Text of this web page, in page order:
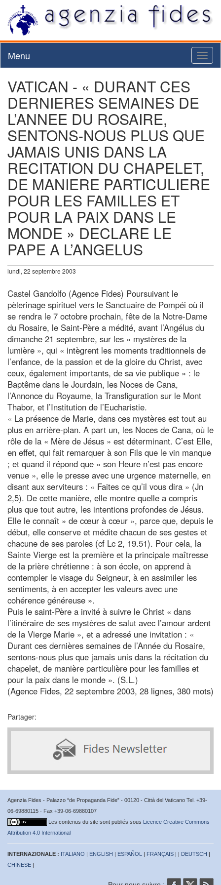
Menu
VATICAN - « DURANT CES
DERNIERES SEMAINES DE
L’ANNEE DU ROSAIRE,
SENTONS-NOUS PLUS QUE
JAMAIS UNIS DANS LA
RECITATION DU CHAPELET,
DE MANIERE PARTICULIERE
POUR LES FAMILLES ET
POUR LA PAIX DANS LE
MONDE » DECLARE LE
PAPE A L’ANGELUS
lundi, 22 septembre 2003
Castel Gandolfo (Agence Fides) Poursuivant le
pèlerinage spirituel vers le Sanctuaire de Pompéi où il
se rendra le 7 octobre prochain, fête de la Notre-Dame
du Rosaire, le Saint-Père a médité, avant l’Angélus du
dimanche 21 septembre, sur les « mystères de la
lumière », qui « intègrent les moments traditionnels de
l’enfance, de la passion et de la gloire du Christ, avec
ceux, également importants, de sa vie publique » : le
Baptême dans le Jourdain, les Noces de Cana,
l’Annonce du Royaume, la Transfiguration sur le Mont
Thabor, et l’Institution de l’Eucharistie.
« La présence de Marie, dans ces mystères est tout au
plus en arrière-plan. A part un, les Noces de Cana, où le
rôle de la « Mère de Jésus » est déterminant. C’est Elle,
en effet, qui fait remarquer à son Fils que le vin manque
; et quand il répond que « son Heure n’est pas encore
venue », elle le presse avec une urgence maternelle, en
disant aux serviteurs : « Faites ce qu’il vous dira » (Jn
2,5). De cette manière, elle montre quelle a compris
plus que tout autre, les intentions profondes de Jésus.
Elle le connaît » de cœur à cœur », parce que, depuis le
début, elle conserve et médite chacun de ses gestes et
chacune de ses paroles (cf Lc 2, 19.51). Pour cela, la
Sainte Vierge est la première et la principale maîtresse
de la prière chrétienne : à son école, on apprend à
contempler le visage du Seigneur, à en assimiler les
sentiments, à en accepter les valeurs avec une
cohérence généreuse ».
Puis le saint-Père a invité à suivre le Christ « dans
l’itinéraire de ses mystères de salut avec l’amour ardent
de la Vierge Marie », et a adressé une invitation : «
Durant ces dernières semaines de l’Année du Rosaire,
sentons-nous plus que jamais unis dans la récitation du
chapelet, de manière particulière pour les familles et
pour la paix dans le monde ». (S.L.)
(Agence Fides, 22 septembre 2003, 28 lignes, 380 mots)
Partager:
Agenzia Fides - Palazzo “de Propaganda Fide” - 00120 - Città del Vaticano Tel. +39-
06-69880115 - Fax +39-06-69880107
Les contenus du site sont publiés sous Licence Creative Commons
Attribution 4.0 International
INTERNAZIONALE : ITALIANO | ENGLISH | ESPAÑOL | FRANÇAIS | | DEUTSCH |
CHINESE |